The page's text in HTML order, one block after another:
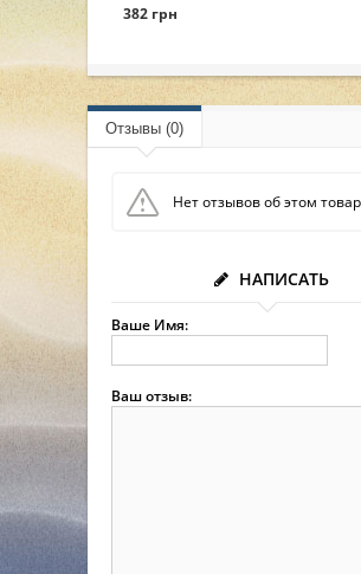
382 грн
Отзывы (0)
Нет отзывов об этом
НАПИСАТЬ
Ваше Имя:
Ваш отзыв: